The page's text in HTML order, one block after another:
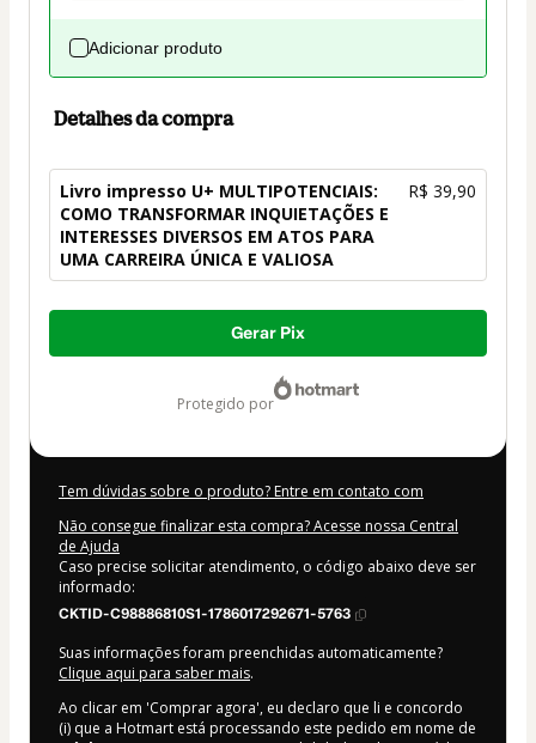
Adicionar produto
Detalhes da compra
Livro impresso U+ MULTIPOTENCIAIS:
COMO TRANSFORMAR INQUIETAÇÕES E
INTERESSES DIVERSOS EM ATOS PARA
UMA CARREIRA ÚNICA E VALIOSA
R$ 39,90
Total
Gerar Pix
protegido por
Tem dúvidas sobre o produto? Entre em contato com
Não consegue finalizar esta compra? Acesse nossa Central
de Ajuda
Caso precise solicitar atendimento, o código abaixo deve ser
informado:
CKTID-C98886810S1-1786017292671-5763
Suas informações foram preenchidas automaticamente?
Clique aqui para saber mais.
Ao clicar em 'Comprar agora', eu declaro que li e concordo
(i) que a Hotmart está processando este pedido em nome de